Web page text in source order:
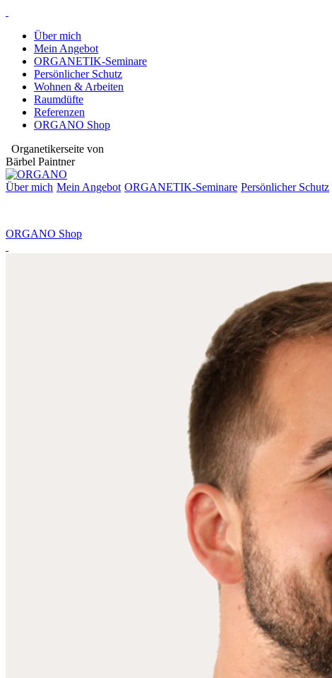
Über mich
Mein Angebot
ORGANETIK-Seminare
Persönlicher Schutz
Wohnen & Arbeiten
Raumdüfte
Referenzen
ORGANO Shop
Organetikerseite von
Bärbel Paintner
Über mich Mein Angebot ORGANETIK-Seminare Persönlicher Schutz
ORGANO Shop